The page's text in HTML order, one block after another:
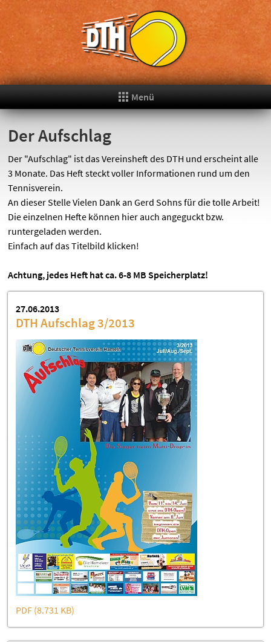
Menü
Der Aufschlag
Der "Aufschlag" ist das Vereinsheft des DTH und erscheint alle
3 Monate. Das Heft steckt voller Informationen rund um den
Tennisverein.
An dieser Stelle Vielen Dank an Gerd Sohns für die tolle Arbeit!
Die einzelnen Hefte können hier auch angeguckt bzw.
runtergeladen werden.
Einfach auf das Titelbild klicken!
Achtung, jedes Heft hat ca. 6-8 MB Speicherplatz!
27.06.2013
DTH Aufschlag 3/2013
PDF (8.731 KB)